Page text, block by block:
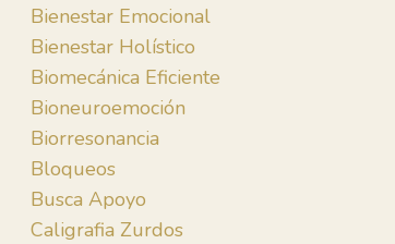
Bienestar Emocional
Bienestar Holístico
Biomecánica Eficiente
Bioneuroemoción
Biorresonancia
Bloqueos
Busca Apoyo
Caligrafia Zurdos